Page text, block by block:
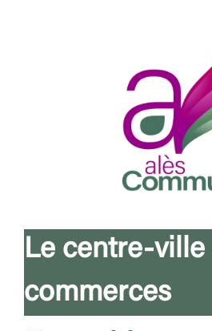
Le centre-ville
commerces